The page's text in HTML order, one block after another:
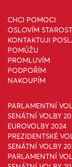
CHCI POMOCI
OSLOVÍM
KONTAKTUJI
POMŮŽU
PROMLUVÍM
PODPOŘÍM
NAKOUPÍM
PARLAMENTNÍ
SENÁTNÍ VOLBY
EUROVOLBY 2024
PREZIDENTSKÉ
SENÁTNÍ VOLBY
PARLAMENTNÍ